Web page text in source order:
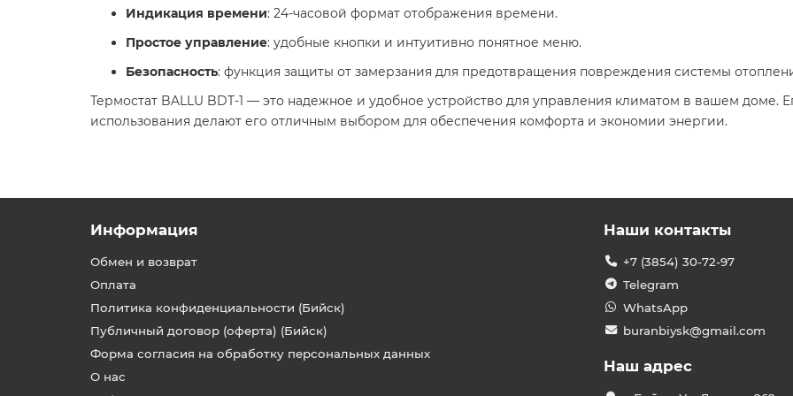
Индикация времени: 24-часовой формат отображения времени.
Простое управление: удобные кнопки и интуитивно понятное меню.
Безопасность: функция защиты от замерзания для предотвращения повреждения системы
Термостат BALLU BDT-1 — это надежное и удобное устройство для управления климатом в вашем доме.
использования делают его отличным выбором для обеспечения комфорта и экономии энергии.​
Информация
Обмен и возврат
Оплата
Политика конфиденциальности (Бийск)
Публичный договор (оферта) (Бийск)
Форма согласия на обработку персональных данных
О нас
Наши контакты
+7 (3854) 30-72-97
Telegram
WhatsApp
buranbiysk@gmail.com
Наш адрес